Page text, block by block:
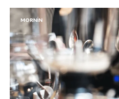
MORNIN